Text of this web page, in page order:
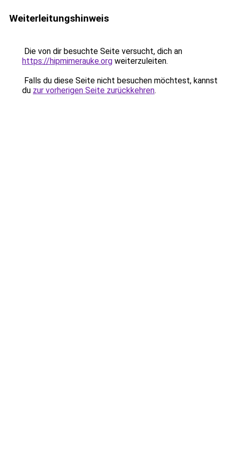
Weiterleitungshinweis
Die von dir besuchte Seite versucht, dich an
https://hipmimerauke.org weiterzuleiten.
Falls du diese Seite nicht besuchen möchtest, kannst
du zur vorherigen Seite zurückkehren.